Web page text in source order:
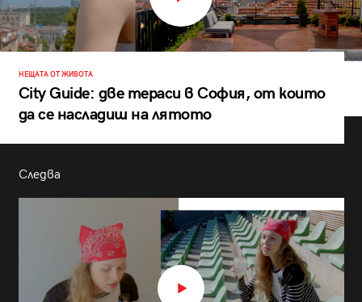
НЕЩАТА ОТ ЖИВОТА
City Guide: две тераси в София, от които
да се насладиш на лятото
Следва